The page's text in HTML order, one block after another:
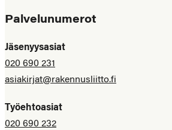
Palvelunumerot
Jäsenyysasiat
020 690 231
asiakirjat@rakennusliitto.fi
Työehtoasiat
020 690 232